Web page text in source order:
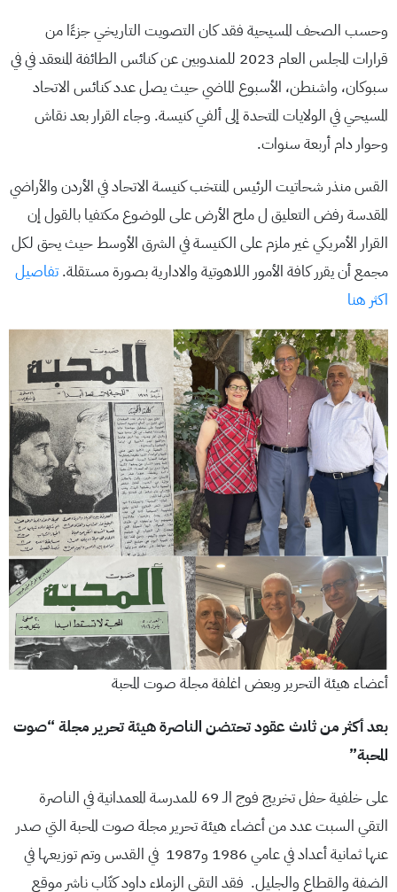
وحسب الصحف المسيحية فقد كان التصويت التاريخي جزءًا من
قرارات المجلس العام 2023 للمندوبين عن كنائس الطائفة المنعقد في في
سبوكان، واشنطن، الأسبوع الماضي حيث يصل عدد كنائس الاتحاد
المسيحي في الولايات المتحدة إلى ألفي كنيسة. وجاء القرار بعد نقاش
وحوار دام أربعة سنوات.
القس منذر شحاتيت الرئيس المنتخب كنيسة الاتحاد في الأردن والأراضي
المقدسة رفض التعليق ل ملح الأرض على الموضوع مكتفيا بالقول إن
القرار الأمريكي غير ملزم على الكنيسة في الشرق الأوسط حيث يحق لكل
مجمع أن يقرر كافة الأمور اللاهوتية والادارية بصورة مستقلة. تفاصيل
اكثر هنا
أعضاء هيئة التحرير وبعض اغلفة مجلة صوت المحبة
بعد أكثر من ثلاث عقود تحتضن الناصرة هيئة تحرير مجلة “صوت
المحبة”
على خلفية حفل تخريج فوج الـ 69 للمدرسة المعمدانية في الناصرة
التقي السبت عدد من أعضاء هيئة تحرير مجلة صوت المحبة التي صدر
عنها ثمانية أعداد في عامي 1986 و1987 في القدس وتم توزيعها في
الضفة والقطاع والجليل. فقد التقى الزملاء داود كتّاب ناشر موقع